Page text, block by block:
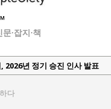
·잡지·책
2026년 정기 승진 인사 발표
다